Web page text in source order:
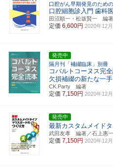
口腔がん早期発見のための
口腔細胞診入門 歯科
田沼順一・松坂賢一 編著
定価 6,600円 2020年12
発売中
隔月刊「補綴臨床」別冊
コバルトコーヌス完
欠損補綴の新たな一
CK.Party 編著
定価 7,150円 2020年12
発売中
最新カスタムメイド
武田友孝 編著／石上惠
定価 7,150円 2020年12